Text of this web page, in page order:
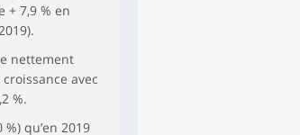
+ 7,9 % en
nettement
avec
%.
qu’en 2019